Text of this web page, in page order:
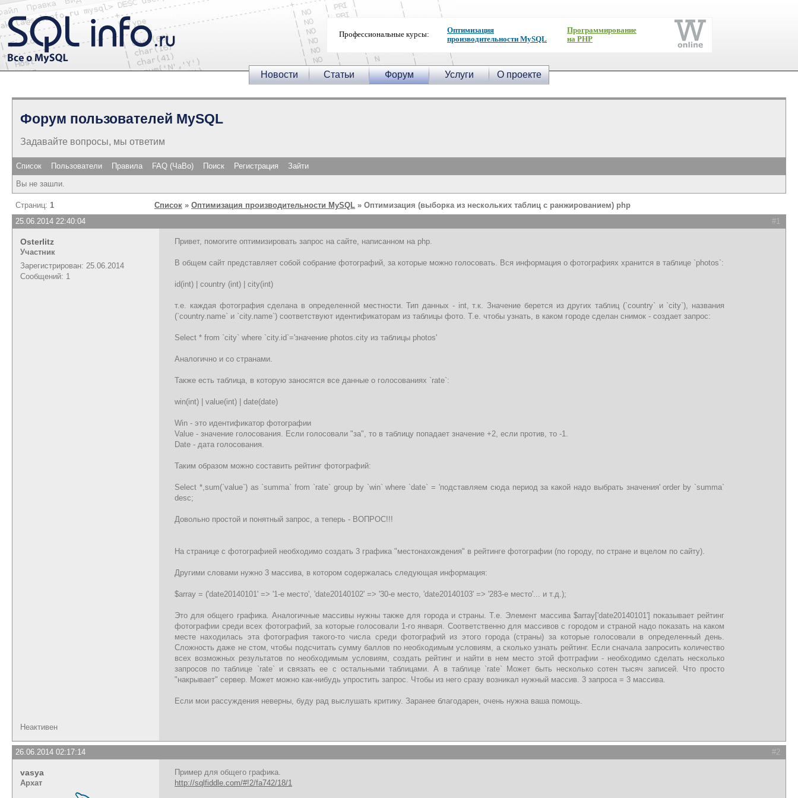
Профессиональные курсы:
Оптимизация
производительности MySQL
Программирование
на PHP
Новости Статьи Форум Услуги О проекте
Форум пользователей MySQL
Задавайте вопросы, мы ответим
Список Пользователи Правила FAQ (ЧаВо) Поиск Регистрация
Зайти
Вы не зашли.
Страниц: 1 Список » Оптимизация производительности MySQL » Оптимизация (выборка из нескольких таблиц с ранжированием) php
#1
25.06.2014 22:40:04
Osterlitz
Участник
Зарегистрирован: 25.06.2014
Сообщений: 1
Привет, помогите оптимизировать запрос на сайте, написанном на php.
В общем сайт представляет собой собрание фотографий, за которые можно голосовать. Вся информация о фотографиях хранится в таблице `photos`:
id(int) | country (int) | city(int)
т.е. каждая фотография сделана в определенной местности. Тип данных - int, т.к. Значение берется из других таблиц (`country` и `city`), названия
(`country.name` и `city.name`) соответствуют идентификаторам из таблицы фото. Т.е. чтобы узнать, в каком городе сделан снимок - создает запрос:
Select * from `city` where `city.id`='значение photos.city из таблицы photos'
Аналогично и со странами.
Также есть таблица, в которую заносятся все данные о голосованиях `rate`:
win(int) | value(int) | date(date)
Win - это идентификатор фотографии
Value - значение голосования. Если голосовали "за", то в таблицу попадает значение +2, если против, то -1.
Date - дата голосования.
Таким образом можно составить рейтинг фотографий:
Select *,sum(`value`) as `summa` from `rate` group by `win` where `date` = 'подставляем сюда период за какой надо выбрать значения' order by `summa`
desc;
Довольно простой и понятный запрос, а теперь - ВОПРОС!!!
На странице с фотографией необходимо создать 3 графика "местонахождения" в рейтинге фотографии (по городу, по стране и вцелом по сайту).
Другими словами нужно 3 массива, в котором содержалась следующая информация:
$array = ('date20140101' => '1-e место', 'date20140102' => '30-e место, 'date20140103' => '283-е место'... и т.д.);
Это для общего графика. Аналогичные массивы нужны также для города и страны. Т.е. Элемент массива $array['date20140101'] показывает рейтинг
фотографии среди всех фотографий, за которые голосовали 1-го января. Соответственно для массивов с городом и страной надо показать на каком
месте находилась эта фотография такого-то числа среди фотографий из этого города (страны) за которые голосовали в определенный день.
Сложность даже не стом, чтобы подсчитать сумму баллов по необходимым условиям, а сколько узнать рейтинг. Если сначала запросить количество
всех возможных результатов по необходимым условиям, создать рейтинг и найти в нем место этой фотграфии - необходимо сделать несколько
запросов по таблице `rate` и связать ее с остальными таблицами. А в таблице `rate` Может быть несколько сотен тысяч записей. Что просто
"накрывает" сервер. Может можно как-нибудь упростить запрос. Чтобы из него сразу возникал нужный массив. 3 запроса = 3 массива.
Если мои рассуждения неверны, буду рад выслушать критику. Заранее благодарен, очень нужна ваша помощь.
Неактивен
#2
26.06.2014 02:17:14
vasya
Архат
Пример для общего графика.
http://sqlfiddle.com/#!2/fa742/18/1